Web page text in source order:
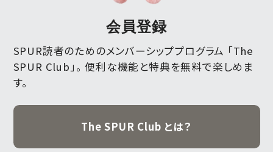
会員登録
SPUR読者のためのメンバーシッププログラム 「The
SPUR Club」。 便利な機能と特典を無料で楽しめま
す。
The SPUR Club とは？